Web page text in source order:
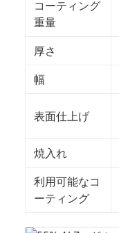
コーティング
重量
厚さ
幅
表面仕上げ
焼入れ
利用可能なコ
ーティング